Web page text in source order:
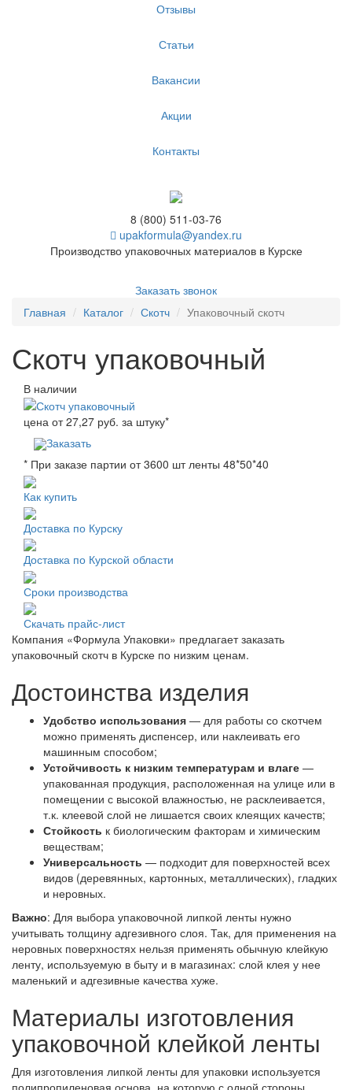
Отзывы
Статьи
Вакансии
Акции
Контакты
8 (800) 511-03-76
upakformula@yandex.ru
Производство упаковочных материалов в Курске
Заказать звонок
Главная
Каталог Скотч Упаковочный скотч
Скотч упаковочный
В наличии
цена от27,27 руб. за штуку*
Заказать
* При заказе партии от 3600 шт ленты 48*50*40
Как купить
Доставка по Курску
Доставка по Курской области
Сроки производства
Скачать прайс-лист
Компания «Формула Упаковки» предлагает заказать
упаковочный скотч в Курске по низким ценам.
Достоинства изделия
Удобство использования — для работы со скотчем
можно применять диспенсер, или наклеивать его
машинным способом;
Устойчивость к низким температурам и влаге —
упакованная продукция, расположенная на улице или в
помещении с высокой влажностью, не расклеивается,
т.к. клеевой слой не лишается своих клеящих качеств;
Стойкость к биологическим факторам и химическим
веществам;
Универсальность — подходит для поверхностей всех
видов (деревянных, картонных, металлических), гладких
и неровных.
Важно: Для выбора упаковочной липкой ленты нужно
учитывать толщину адгезивного слоя. Так, для применения на
неровных поверхностях нельзя применять обычную клейкую
ленту, используемую в быту и в магазинах: слой клея у нее
маленький и адгезивные качества хуже.
Материалы изготовления
упаковочной клейкой ленты
Для изготовления липкой ленты для упаковки используется
полипропиленовая основа, на которую с одной стороны